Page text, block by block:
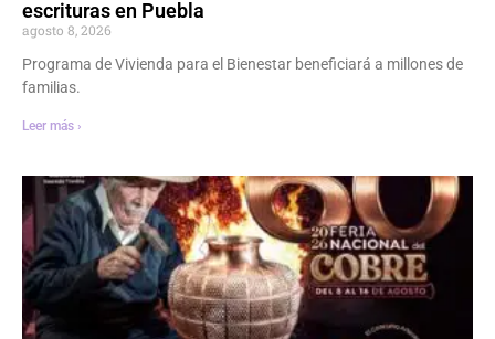
escrituras en Puebla
agosto 8, 2026
Programa de Vivienda para el Bienestar beneficiará a millones de
familias.
Leer más ›